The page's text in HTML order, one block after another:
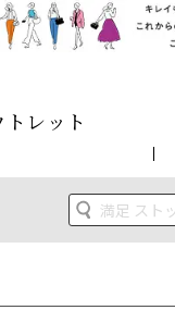
トレット